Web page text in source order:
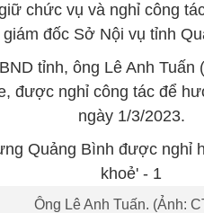
chức vụ và nghỉ công
đốc Sở Nội vụ tỉnh
tỉnh, ông Lê Anh
được nghỉ công tác để
ngày 1/3/2023.
Ông Lê Anh Tuấn. (Ảnh: